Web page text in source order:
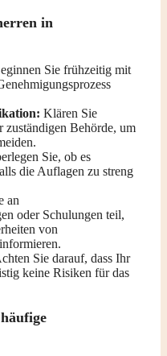
in
Sie frühzeitig mit
Klären Sie
zuständigen Behörde, um
Sie, ob es
die Auflagen zu streng
an
oder Schulungen teil,
von
Sie darauf, dass Ihr
keine Risiken für das